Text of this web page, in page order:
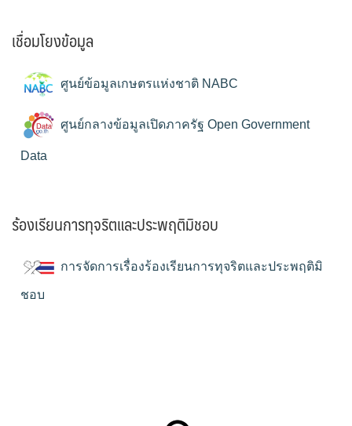
เชื่อมโยงข้อมูล
ศูนย์ข้อมูลเกษตรแห่งชาติ NABC
ศูนย์กลางข้อมูลเปิดภาครัฐ Open Government
Data
ร้องเรียนการทุจริตและประพฤติมิชอบ
การจัดการเรื่องร้องเรียนการทุจริตและประพฤติมิ
ชอบ